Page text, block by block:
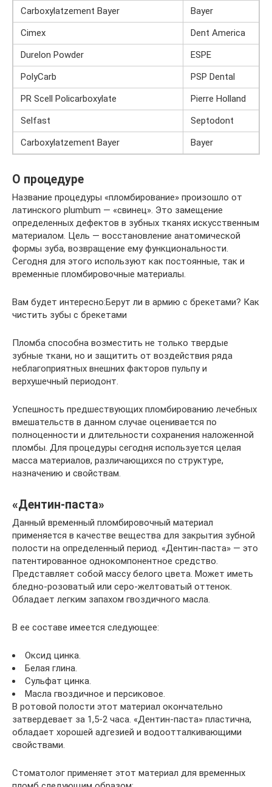
Carboxylatzement Bayer
Bayer
Cimex
Dent America
Durelon Powder
ESPE
PolyCarb
PSP Dental
PR Scell Policarboxylate
Pierre Holland
Selfast
Septodont
Carboxylatzement Bayer
Bayer
О процедуре
Название процедуры «пломбирование» произошло от
латинского plumbum — «свинец». Это замещение
определенных дефектов в зубных тканях искусственным
материалом. Цель — восстановление анатомической
формы зуба, возвращение ему функциональности.
Сегодня для этого используют как постоянные, так и
временные пломбировочные материалы.
Вам будет интересно:Берут ли в армию с брекетами? Как
чистить зубы с брекетами
Пломба способна возместить не только твердые
зубные ткани, но и защитить от воздействия ряда
неблагоприятных внешних факторов пульпу и
верхушечный периодонт.
Успешность предшествующих пломбированию лечебных
вмешательств в данном случае оценивается по
полноценности и длительности сохранения наложенной
пломбы. Для процедуры сегодня используется целая
масса материалов, различающихся по структуре,
назначению и свойствам.
«Дентин-паста»
Данный временный пломбировочный материал
применяется в качестве вещества для закрытия зубной
полости на определенный период. «Дентин-паста» — это
патентированное однокомпонентное средство.
Представляет собой массу белого цвета. Может иметь
бледно-розоватый или серо-желтоватый оттенок.
Обладает легким запахом гвоздичного масла.
В ее составе имеется следующее:
Оксид цинка.
Белая глина.
Сульфат цинка.
Масла гвоздичное и персиковое.
В ротовой полости этот материал окончательно
затвердевает за 1,5-2 часа. «Дентин-паста» пластична,
обладает хорошей адгезией и водоотталкивающими
свойствами.
Стоматолог применяет этот материал для временных